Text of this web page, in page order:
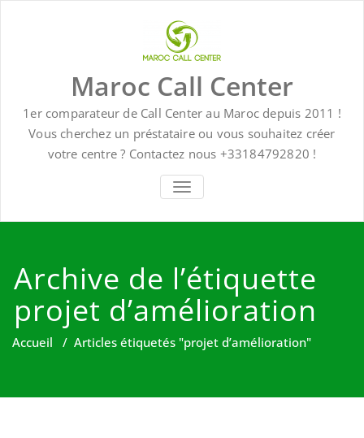
Maroc Call Center
1er comparateur de Call Center au Maroc depuis 2011 !
Vous cherchez un préstataire ou vous souhaitez créer
votre centre ? Contactez nous +33184792820 !
TOGGLE NAVIGATION
Archive de l’étiquette
projet d’amélioration
Accueil / Articles étiquetés "projet d’amélioration"